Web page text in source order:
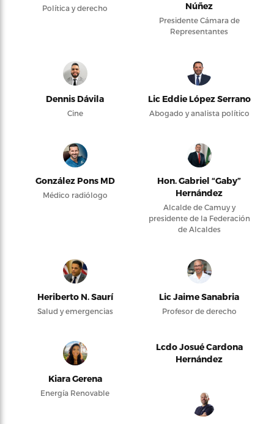
Política y derecho
Núñez
Presidente Cámara de
Representantes
Dennis Dávila
Cine
Lic Eddie López Serrano
Abogado y analista político
González Pons MD
Médico radiólogo
Hon. Gabriel “Gaby”
Hernández
Alcalde de Camuy y
presidente de la Federación
de Alcaldes
Heriberto N. Saurí
Salud y emergencias
Lic Jaime Sanabria
Profesor de derecho
Kiara Gerena
Energía Renovable
Lcdo Josué Cardona
Hernández